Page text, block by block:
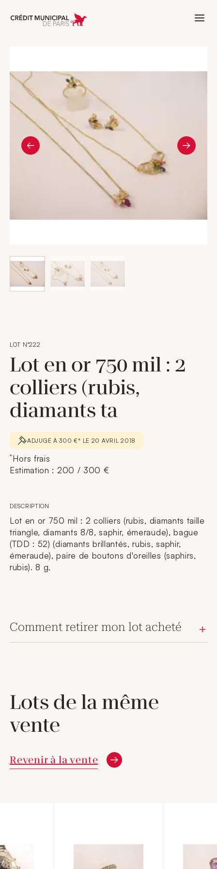
Aller à l'accueil de Crédit Municipal
LOT N°222
Lot en or 750 mil : 2
colliers (rubis,
diamants ta
ADJUGÉ À 300 €* LE 20 AVRIL 2018
*Hors frais
Estimation : 200 / 300 €
DESCRIPTION
Lot en or 750 mil : 2 colliers (rubis, diamants taille
triangle, diamants 8/8, saphir, émeraude), bague
(TDD : 52) (diamants brillantés, rubis, saphir,
émeraude), paire de boutons d'oreilles (saphirs,
rubis). 8 g.
Comment retirer mon lot acheté
Lots de la même
vente
Revenir à la vente